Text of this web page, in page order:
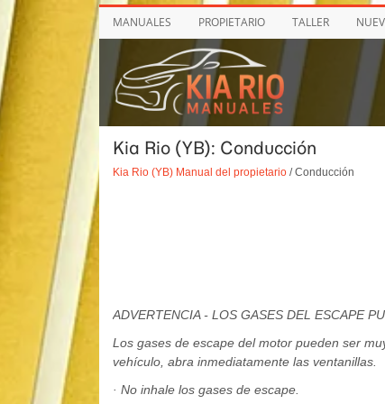
MANUALES PROPIETARIO TALLER
Kia Rio (YB): Conducción
Kia Rio (YB) Manual del propietario/ Conducción
ADVERTENCIA - LOS GASES DEL ESCAPE
Los gases de escape del motor pueden ser
vehículo, abra inmediatamente las ventanillas.
· No inhale los gases de escape.